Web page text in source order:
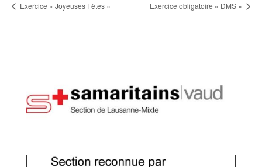
Exercice « Joyeuses Fêtes » Exercice obligatoire « DMS »